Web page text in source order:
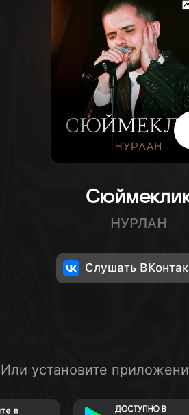
НУРЛАН
Слушать
Или установите